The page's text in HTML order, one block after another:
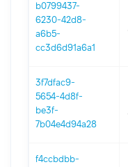
b0799437-
6230-42d8-
a6b5-
cc3d6d91a6a1
3f7dfac9-
5654-4d8f-
be3f-
7b04e4d94a28
f4ccbdbb-